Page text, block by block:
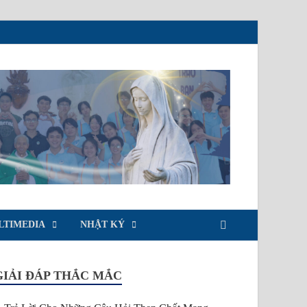
NHẬT KÝ
ĐÁP THẮC MẮC